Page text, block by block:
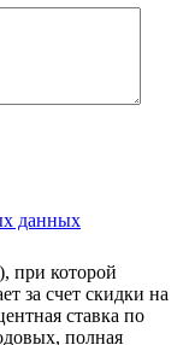
данных
при которой
за счет скидки на
ставка по
полная